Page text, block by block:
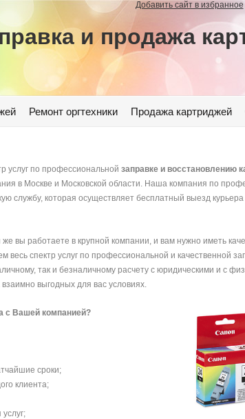
Добавить сайт в избранное
и продажа
Ремонт оргтехники Продажа картриджей
услуг по профессиональной заправке и восстановлению
в Москве и Московской области. Наша компания по
службу, которая осуществляет бесплатный выезд
вы работаете в крупной компании, и вам нужно иметь
весь спектр услуг по профессиональной и качественной
так и безналичному расчету с юридическими и с
выгодных для вас условиях.
с Вашей компанией?
сроки;
клиента;